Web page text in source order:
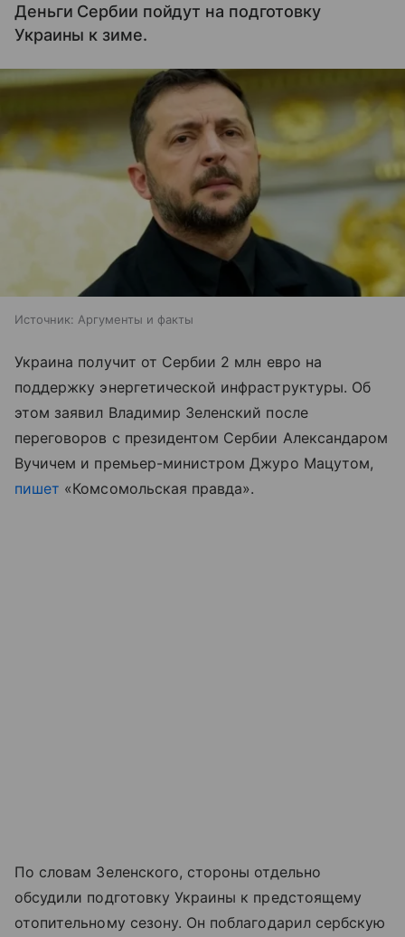
Деньги Сербии пойдут на подготовку
Украины к зиме.
Источник: Аргументы и факты
Украина получит от Сербии 2 млн евро на
поддержку энергетической инфраструктуры. Об
этом заявил Владимир Зеленский после
переговоров с президентом Сербии Александаром
Вучичем и премьер-министром Джуро Мацутом,
пишет «Комсомольская правда».
По словам Зеленского, стороны отдельно
обсудили подготовку Украины к предстоящему
отопительному сезону. Он поблагодарил сербскую